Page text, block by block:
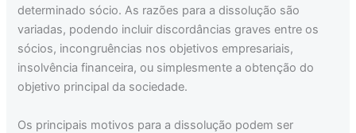
determinado sócio. As razões para a dissolução são
variadas, podendo incluir discordâncias graves entre os
sócios, incongruências nos objetivos empresariais,
insolvência financeira, ou simplesmente a obtenção do
objetivo principal da sociedade.
Os principais motivos para a dissolução podem ser